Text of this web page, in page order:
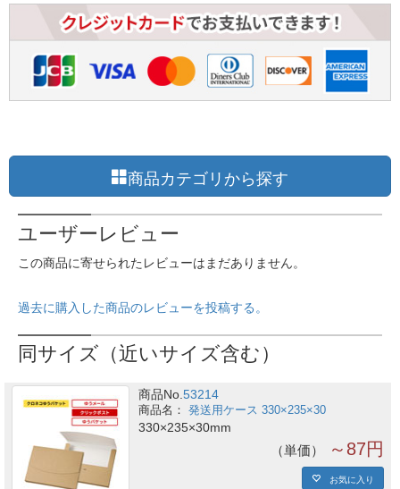
商品カテゴリから探す
ユーザーレビュー
この商品に寄せられたレビューはまだありません。
過去に購入した商品のレビューを投稿する。
同サイズ（近いサイズ含む）
商品No.53214
発送用ケース 330×235×30
330×235×30mm
単価 ～87円
お気に入り